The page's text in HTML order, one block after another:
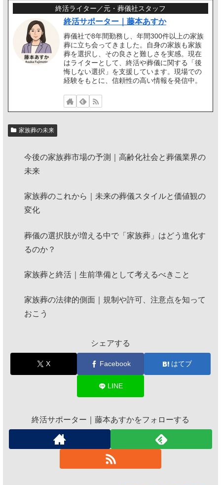
終活ライター／元・葬儀社スタッフ
終活サポーター｜藤本あすか
葬儀社で8年間勤務し、年間300件以上の家族
葬に立ち会ってきました。自身の家族も家族
葬を選択し、その良さと難しさを実感。現在
はライターとして、終活や葬儀に関する「後
悔しない選択」を支援しています。現場での
経験をもとに、信頼性の高い情報を発信中。
家族葬の未来
今後の家族葬市場の予測｜高齢化社会と葬儀業界の
未来
家族葬のこれから｜未来の葬儀スタイルと価値観の
変化
葬儀の選択肢が増える中で「家族葬」はどう進化す
るのか？
家族葬と終活｜生前準備として考えるべきこと
家族葬の法律的側面｜規制や許可、注意点を知って
おこう
シェアする
X Facebook はてブ
LINE
終活サポーター｜藤本あすかをフォローする